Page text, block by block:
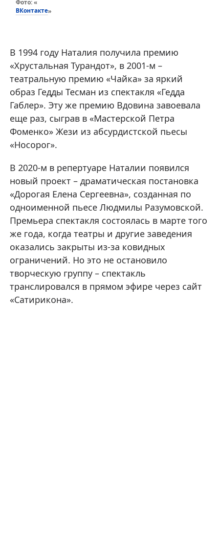
Фото: «
ВКонтакте»
В 1994 году Наталия получила премию
«Хрустальная Турандот», в 2001-м –
театральную премию «Чайка» за яркий
образ Гедды Тесман из спектакля «Гедда
Габлер». Эту же премию Вдовина завоевала
еще раз, сыграв в «Мастерской Петра
Фоменко» Жези из абсурдистской пьесы
«Носорог».
В 2020-м в репертуаре Наталии появился
новый проект – драматическая постановка
«Дорогая Елена Сергеевна», созданная по
одноименной пьесе Людмилы Разумовской.
Премьера спектакля состоялась в марте того
же года, когда театры и другие заведения
оказались закрыты из-за ковидных
ограничений. Но это не остановило
творческую группу – спектакль
транслировался в прямом эфире через сайт
«Сатирикона».